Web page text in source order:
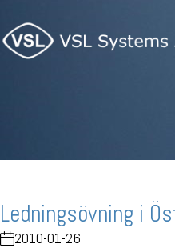
Ledningsövning i
2010-01-26